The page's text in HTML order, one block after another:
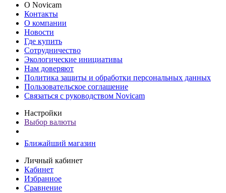
О Novicam
Контакты
О компании
Новости
Где купить
Сотрудничество
Экологические инициативы
Нам доверяют
Политика защиты и обработки персональных данных
Пользовательское соглашение
Связаться с руководством Novicam
Настройки
Выбор валюты
Ближайший магазин
Личный кабинет
Кабинет
Избранное
Сравнение